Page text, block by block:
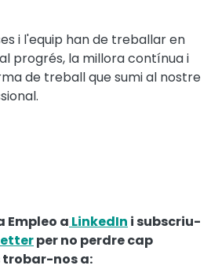
i l'equip han de treballar en
progrés, la millora contínua i
de treball que sumi al nostre
Empleo a LinkedIn i subscriu-
per no perdre cap
trobar-nos a: